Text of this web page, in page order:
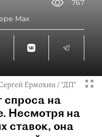
767
Max
Ермохин / "ДП"
спроса на
Несмотря на
ставок, она